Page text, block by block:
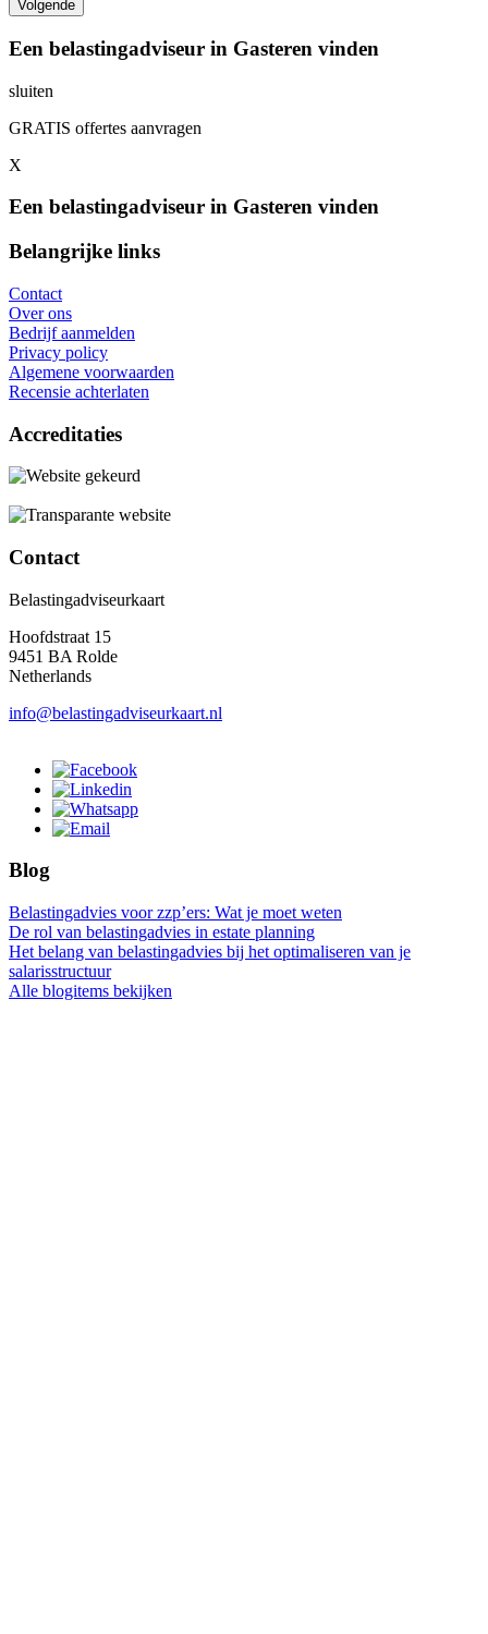
Een belastingadviseur in Gasteren vinden
sluiten
GRATIS offertes aanvragen
X
Een belastingadviseur in Gasteren vinden
Belangrijke links
Contact
Over ons
Bedrijf aanmelden
Privacy policy
Algemene voorwaarden
Recensie achterlaten
Accreditaties
Contact
Belastingadviseurkaart
Hoofdstraat 15
9451 BA Rolde
Netherlands
info@belastingadviseurkaart.nl
Blog
Belastingadvies voor zzp’ers: Wat je moet weten
De rol van belastingadvies in estate planning
Het belang van belastingadvies bij het optimaliseren van je
salarisstructuur
Alle blogitems bekijken